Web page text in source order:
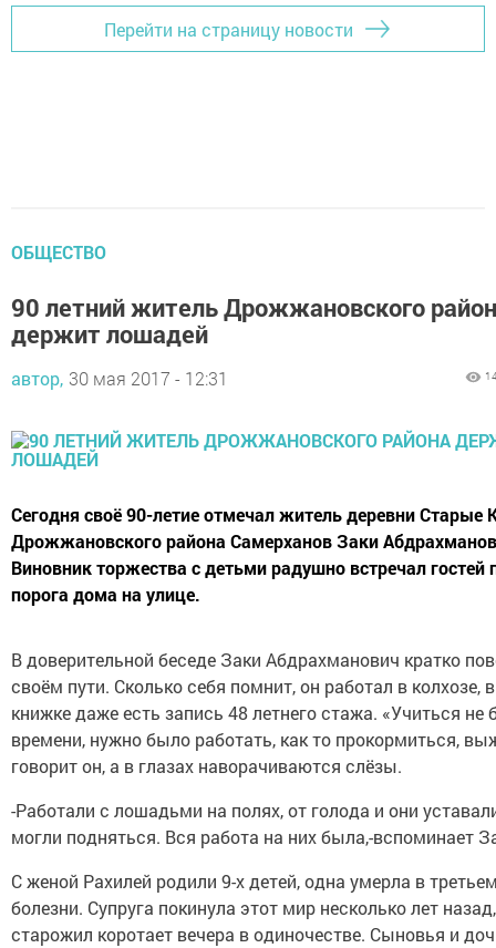
Перейти на страницу новости
ОБЩЕСТВО
90 летний житель Дрожжановского
держит лошадей
автор, 30 мая 2017 - 12:31
Сегодня своё 90-летие отмечал житель деревни Старые
Дрожжановского района Самерханов Заки
Виновник торжества с детьми радушно встречал гостей
порога дома на улице.
В доверительной беседе Заки Абдрахманович кратко
своём пути. Сколько себя помнит, он работал в колхозе,
книжке даже есть запись 48 летнего стажа. «Учиться не
времени, нужно было работать, как то прокормиться,
говорит он, а в глазах наворачиваются слёзы.
-Работали с лошадьми на полях, от голода и они
могли подняться. Вся работа на них была,-вспоминает
С женой Рахилей родили 9-х детей, одна умерла в
болезни. Супруга покинула этот мир несколько лет
старожил коротает вечера в одиночестве. Сыновья и